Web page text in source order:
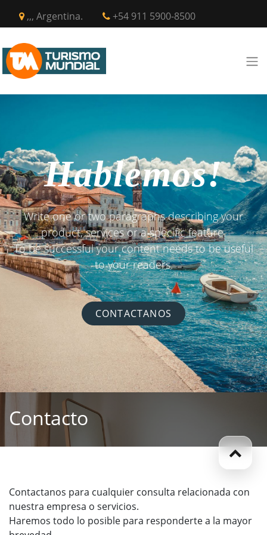
,,, Argentina. +54 911 5900-8500
Hablemos!
Write one or two paragraphs describing your
product, services or a specific feature.
To be successful your content needs to be useful
to your readers.
CONTACTANOS
Contacto
Contactanos para cualquier consulta relacionada con
nuestra empresa o servicios.
Haremos todo lo posible para responderte a la mayor